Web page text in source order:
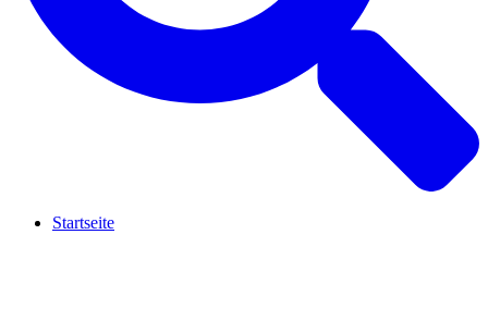
Startseite